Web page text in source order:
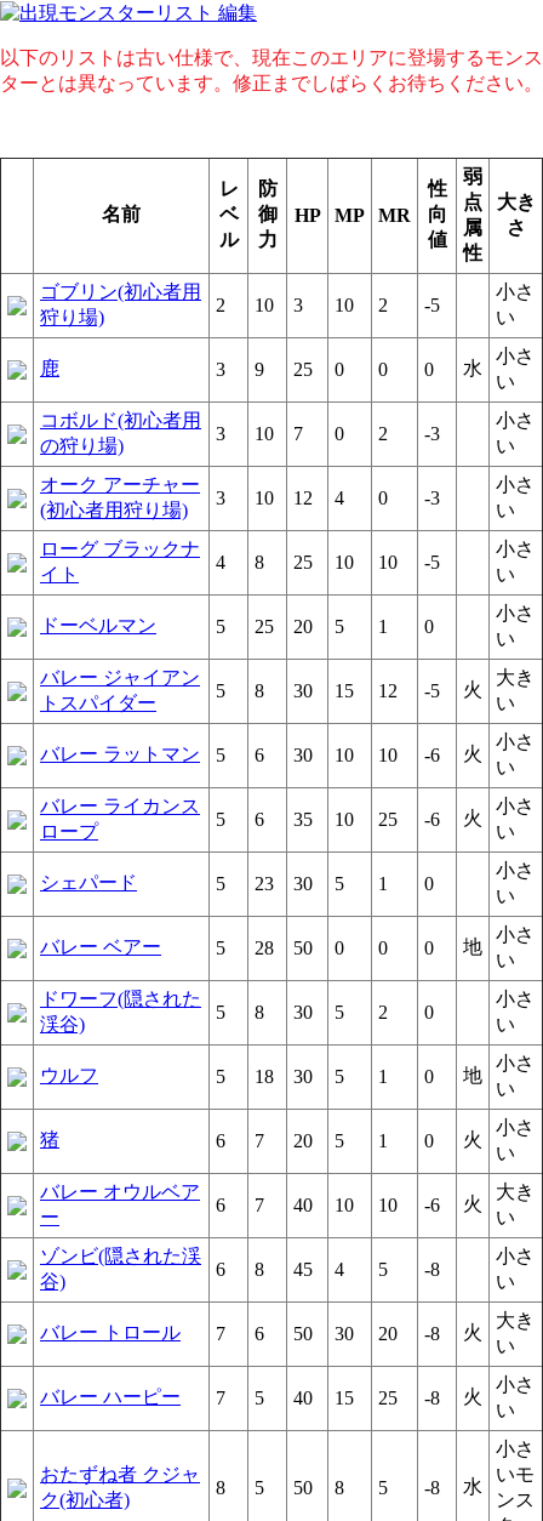
以下のリストは古い仕様で、現在このエリアに登場するモンス
ターとは異なっています。修正までしばらくお待ちください。
名前
レ
ベ
ル
防
御
力
HP MP MR
性
向
値
弱
点
属
性
大き
さ
ゴブリン(初心者用
狩り場)
2 10 3 10 2 -5
小さ
い
鹿 3 9 25 0 0 0 水
小さ
い
コボルド(初心者用
の狩り場)
3 10 7 0 2 -3
小さ
い
オーク アーチャー
(初心者用狩り場)
3 10 12 4 0 -3
小さ
い
ローグ ブラックナ
イト
4 8 25 10 10 -5
小さ
い
ドーベルマン 5 25 20 5 1 0
小さ
い
バレー ジャイアン
トスパイダー
5 8 30 15 12 -5 火
大き
い
バレー ラットマン 5 6 30 10 10 -6 火
小さ
い
バレー ライカンス
ロープ
5 6 35 10 25 -6 火
小さ
い
シェパード 5 23 30 5 1 0
小さ
い
バレー ベアー 5 28 50 0 0 0 地
小さ
い
ドワーフ(隠された
渓谷)
5 8 30 5 2 0
小さ
い
ウルフ 5 18 30 5 1 0 地
小さ
い
猪 6 7 20 5 1 0 火
小さ
い
バレー オウルベア
ー
6 7 40 10 10 -6 火
大き
い
ゾンビ(隠された渓
谷)
6 8 45 4 5 -8
小さ
い
バレー トロール 7 6 50 30 20 -8 火
大き
い
バレー ハーピー 7 5 40 15 25 -8 火
小さ
い
おたずね者 クジャ
ク(初心者)
8 5 50 8 5 -8 水
小さ
いモ
ンス